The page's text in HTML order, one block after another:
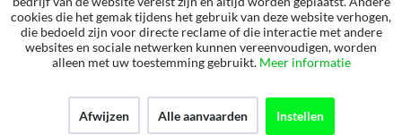
cookies die het gemak tijdens het gebruik van deze website verhogen,
die bedoeld zijn voor directe reclame of die interactie met andere
websites en sociale netwerken kunnen vereenvoudigen, worden
alleen met uw toestemming gebruikt. Meer informatie
Afwijzen Alle aanvaarden Instellen